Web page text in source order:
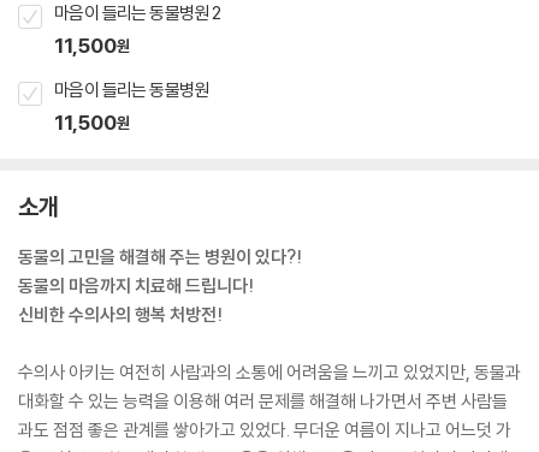
마음이 들리는 동물병원 2
11,500원
마음이 들리는 동물병원
11,500원
소개
동물의 고민을 해결해 주는 병원이 있다?!
동물의 마음까지 치료해 드립니다!
신비한 수의사의 행복 처방전!
수의사 아키는 여전히 사람과의 소통에 어려움을 느끼고 있었지만, 동물과
대화할 수 있는 능력을 이용해 여러 문제를 해결해 나가면서 주변 사람들
과도 점점 좋은 관계를 쌓아가고 있었다. 무더운 여름이 지나고 어느덧 가